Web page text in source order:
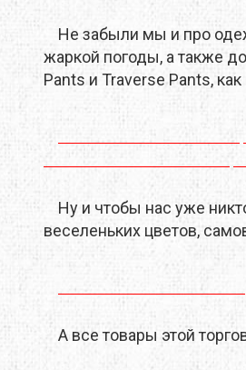
MUNKEES
POWERTEC
SCHOEFFEL SEA
SPORT LAVIT
Не забыли мы и про
жаркой погоды, а также
Pants и Traverse Pants,
Ну и чтобы нас уже
веселеньких цветов,
А все товары этой